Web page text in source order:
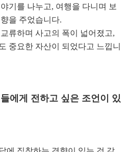
기를 나누고, 여행을 다니며 보
을 주었습니다.
류하며 사고의 폭이 넓어졌고,
중요한 자산이 되었다고 느낍니
에게 전하고 싶은 조언이 있